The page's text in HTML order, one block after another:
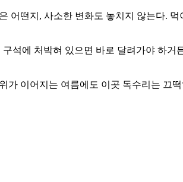
떤지, 사소한 변화도 놓치지 않는다.
석에 처박혀 있으면 바로 달려가야 하
가 이어지는 여름에도 이곳 독수리는 끄